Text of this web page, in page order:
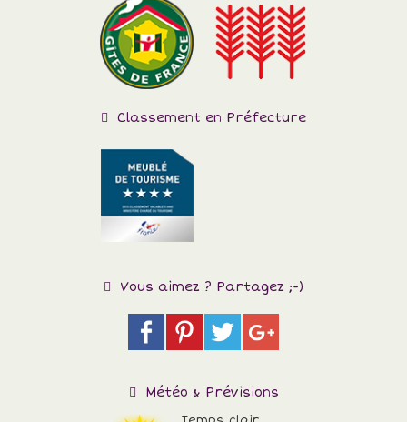
Classement en Préfecture
Vous aimez ? Partagez ;-)
Météo & Prévisions